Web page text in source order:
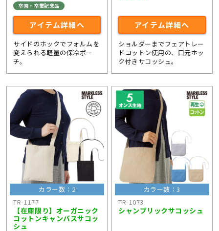
卒園・卒業記念品
アイテム詳細へ
サイドのホックでフォルムを
変えられる軽量の保冷ポー
チ。
アイテム詳細へ
ショルダーまでフェアトレー
ドコットン使用の、口元ホッ
ク付きサコッシュ。
カラー数：2
TR-1177
【在庫限り】オーガニック
コットンキャンバスサコッ
シュ
カラー数：3
TR-1073
シャンブリックサコッシュ